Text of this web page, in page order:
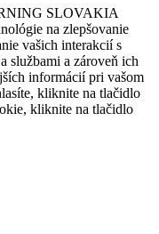
SLOVAKIA
na zlepšovanie
vašich interakcií s
službami a zároveň ich
informácií pri vašom
kliknite na tlačidlo
kliknite na tlačidlo